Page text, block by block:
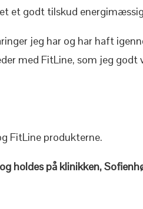
et godt tilskud
jeg har og har haft
med FitLine, som jeg godt
FitLine produkterne.
holdes på klinikken,